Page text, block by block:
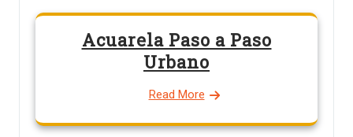
Acuarela Paso a Paso
Urbano
Read More